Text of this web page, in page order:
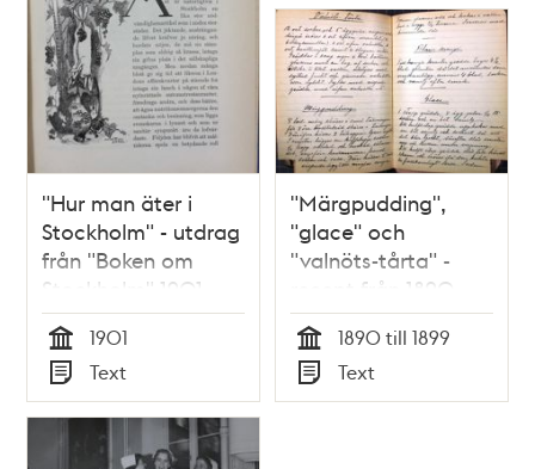
"Hur man äter i
Stockholm" - utdrag
från "Boken om
Stockholm" 1901
Tid
1901
Typ
Text
"Märgpudding",
"glace" och
"valnöts-tårta" -
recept från 1890-
talets Stockholm
Tid
1890 till 1899
Typ
Text